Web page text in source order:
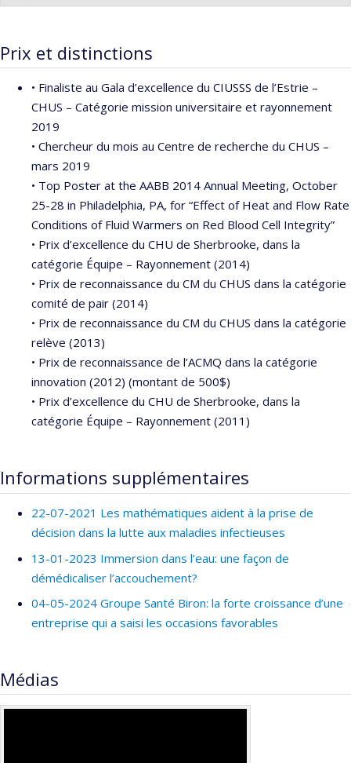
fonctionnement programmatiques (général)
Sources de financement :
Québec - Santé (FRSQ)
Programmes de subvention :PVXXXXXX-Bourse de
chercheur-boursier : Junior 2
Prix et distinctions
• Finaliste au Gala d’excellence du CIUSSS de l’Estrie –
CHUS – Catégorie mission universitaire et rayonnement
2019
• Chercheur du mois au Centre de recherche du CHUS –
mars 2019
• Top Poster at the AABB 2014 Annual Meeting, October
25-28 in Philadelphia, PA, for “Effect of Heat and Flow Rate
Conditions of Fluid Warmers on Red Blood Cell Integrity”
• Prix d’excellence du CHU de Sherbrooke, dans la
catégorie Équipe – Rayonnement (2014)
• Prix de reconnaissance du CM du CHUS dans la catégorie
comité de pair (2014)
• Prix de reconnaissance du CM du CHUS dans la catégorie
relève (2013)
• Prix de reconnaissance de l’ACMQ dans la catégorie
innovation (2012) (montant de 500$)
• Prix d’excellence du CHU de Sherbrooke, dans la
catégorie Équipe – Rayonnement (2011)
Informations supplémentaires
22-07-2021 Les mathématiques aident à la prise de
décision dans la lutte aux maladies infectieuses
13-01-2023 Immersion dans l’eau: une façon de
démédicaliser l’accouchement?
04-05-2024 Groupe Santé Biron: la forte croissance d’une
entreprise qui a saisi les occasions favorables
Médias